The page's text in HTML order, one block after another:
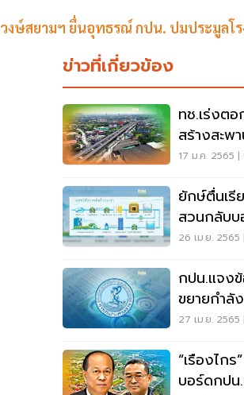
วงษ์สยามฯ ยื่นอุทธรณ์ กปน. ปมประมูลโ
ข่าวที่เกี่ยวข้อง
ทช.เร่งตอ
สร้างสะพ
พันล้าน
17 ม.ค. 2565 |
ยักษ์ตื่นเรี
สวนกลับบ
โรงน้ำมห
26 เม.ย.
กปน.แจง
ขยายกำลั
27 เม.ย. 2565
“เรืองไก
บอร์ดกปน.